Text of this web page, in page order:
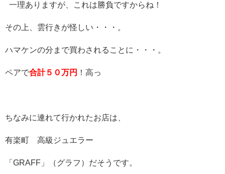
一理ありますが、これは勝負ですからね！
その上、雲行きが怪しい・・・。
ハマケンの分まで買わされることに・・・。
ペアで合計５０万円 ！高っ
ちなみに連れて行かれたお店は、
有楽町 高級ジュエラー
「GRAFF」（グラフ）だそうです。